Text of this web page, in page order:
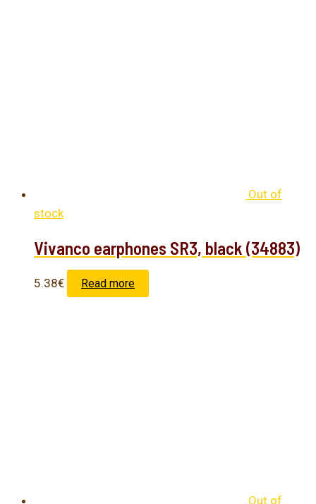
Out of
stock
Vivanco earphones SR3, black (34883)
5.38€ Read more
Out of